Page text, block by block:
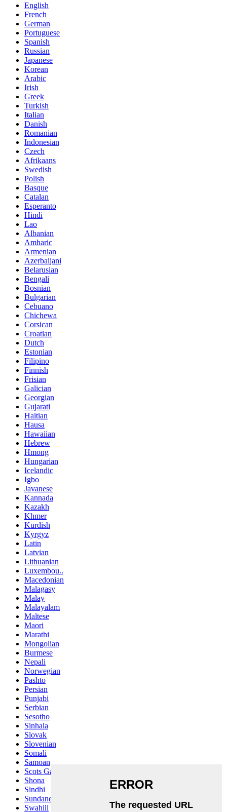
English
French
German
Portuguese
Spanish
Russian
Japanese
Korean
Arabic
Irish
Greek
Turkish
Italian
Danish
Romanian
Indonesian
Czech
Afrikaans
Swedish
Polish
Basque
Catalan
Esperanto
Hindi
Lao
Albanian
Amharic
Armenian
Azerbaijani
Belarusian
Bengali
Bosnian
Bulgarian
Cebuano
Chichewa
Corsican
Croatian
Dutch
Estonian
Filipino
Finnish
Frisian
Galician
Georgian
Gujarati
Haitian
Hausa
Hawaiian
Hebrew
Hmong
Hungarian
Icelandic
Igbo
Javanese
Kannada
Kazakh
Khmer
Kurdish
Kyrgyz
Latin
Latvian
Lithuanian
Luxembou..
Macedonian
Malagasy
Malay
Malayalam
Maltese
Maori
Marathi
Mongolian
Burmese
Nepali
Norwegian
Pashto
Persian
Punjabi
Serbian
Sesotho
Sinhala
Slovak
Slovenian
Somali
Samoan
Scots Gaelic
Shona
Sindhi
Sundanese
Swahili